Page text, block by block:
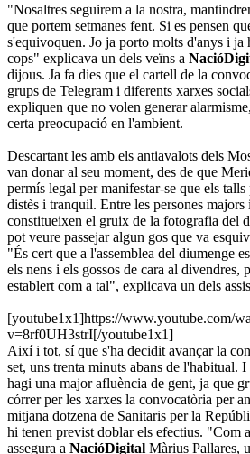
"Nosaltres seguirem a la nostra,
que portem setmanes fent. Si es pensen
s'equivoquen. Jo ja porto molts d'anys i ja
cops" explicava un dels veïns a
dijous. Ja fa dies que el cartell de la
grups de Telegram i diferents xarxes
expliquen que no volen generar
certa preocupació en l'ambient.
Descartant les amb els antiavalots dels
van donar al seu moment, des de que
permís legal per manifestar-se que els
distès i tranquil. Entre les persones
constitueixen el gruix de la fotografia del
pot veure passejar algun gos que va
"És cert que a l'assemblea del diumenge
els nens i els gossos de cara al divendres,
establert com a tal", explicava un dels
[youtube1x1]https://www.youtube.com/
v=8rf0UH3strI[/youtube1x1]
Així i tot, sí que s'ha decidit avançar la
set, uns trenta minuts abans de l'habitual.
hagi una major afluència de gent, ja que
córrer per les xarxes la convocatòria per
mitjana dotzena de Sanitaris per la
hi tenen previst doblar els efectius. "Com
assegura a NacióDigital Màrius Pallares,